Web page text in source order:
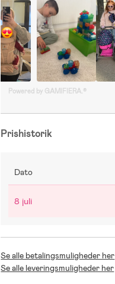
Powered by GAMIFIERA.®
Prishistorik
Dato
8 juli
Se alle betalingsmuligheder her
Se alle leveringsmuligheder her